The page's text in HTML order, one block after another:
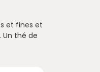
et fines et
Un thé de